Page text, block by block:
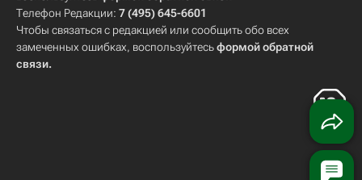
Телефон Редакции: 7 (495) 645-6601
Чтобы связаться с редакцией или сообщить обо всех
замеченных ошибках, воспользуйтесьформой обратной
связи.